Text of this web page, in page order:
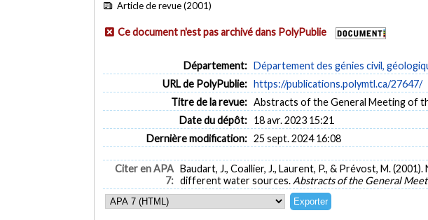
Article de revue (2001)
Ce document n'est pas archivé dans PolyPublie
Département: Département des génies civil,
URL de PolyPublie: https://publications.polymtl.ca/27647/
Titre de la revue: Abstracts of the General Meeting of
Date du dépôt: 18 avr. 2023 15:21
Dernière modification: 25 sept. 2024 16:08
Citer en APA
7:
Baudart, J., Coallier, J., Laurent, P., & Prévost, M.
different water sources. Abstracts of the General